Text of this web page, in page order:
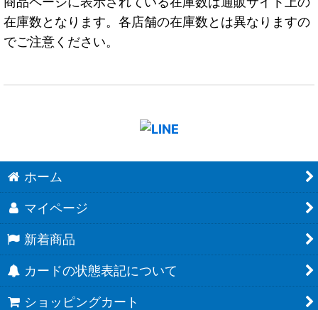
在庫数となります。各店舗の在庫数とは異なりますの
でご注意ください。
ホーム
マイページ
新着商品
カードの状態表記について
ショッピングカート